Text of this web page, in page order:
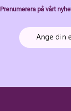
Prenumerera på vårt